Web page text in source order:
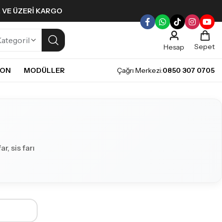
ÜZERI KARGO
Hesap
Sepet
MODÜLLER Çağrı Merkezi:0850 307 0705
sis farı
Ampul